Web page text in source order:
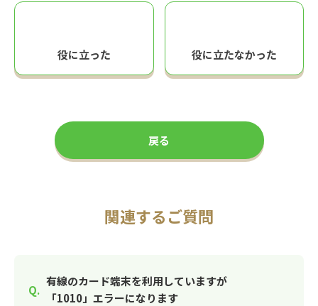
役に立った 役に立たなかった
戻る
関連するご質問
有線のカード端末を利用していますが
「1010」エラーになります